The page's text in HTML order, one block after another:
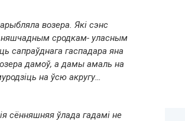
возера. Які сэнс
няшчадным сродкам- уласным
сапраўднага гаспадара яна
дамоў, а дамы амаль на
на ўсю акругу…
сённяшняя ўлада гадамі не